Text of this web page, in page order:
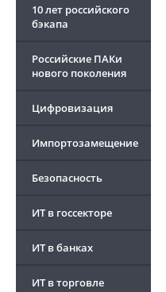
10 лет российского
бэкапа
Российские ПАКи
нового поколения
Цифровизация
Импортозамещение
Безопасность
ИТ в госсекторе
ИТ в банках
ИТ в торговле